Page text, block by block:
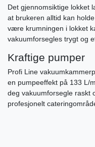
Det gjennomsiktige lokket
at brukeren alltid kan
være krumningen i lokket
vakuumforsegles trygt og
Kraftige pumper
Profi Line
en pumpeeffekt på 133 L/
deg vakuumforsegle raskt
profesjonelt